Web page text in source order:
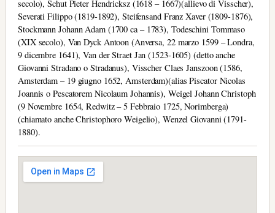
secolo), Schut Pieter Hendricksz (1618 – 1667)(allievo di Visscher),
Severati Filippo (1819-1892), Steifensand Franz Xaver (1809-1876),
Stockmann Johann Adam (1700 ca – 1783), Todeschini Tommaso
(XIX secolo), Van Dyck Antoon (Anversa, 22 marzo 1599 – Londra,
9 dicembre 1641), Van der Straet Jan (1523-1605) (detto anche
Giovanni Stradano o Stradanus), Visscher Claes Janszoon (1586,
Amsterdam – 19 giugno 1652, Amsterdam)(alias Piscator Nicolas
Joannis o Pescatorem Nicolaum Johannis), Weigel Johann Christoph
(9 Novembre 1654, Redwitz – 5 Febbraio 1725, Norimberga)
(chiamato anche Christophoro Weigelio), Wenzel Giovanni (1791-
1880).